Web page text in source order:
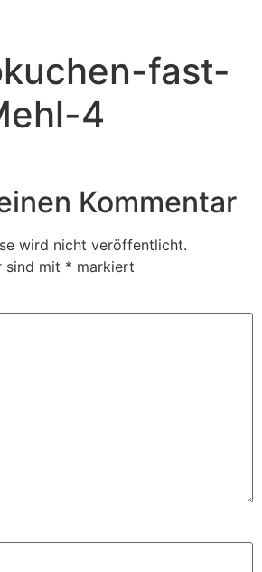
fast-
4
Kommentar
wird nicht veröffentlicht.
sind mit * markiert